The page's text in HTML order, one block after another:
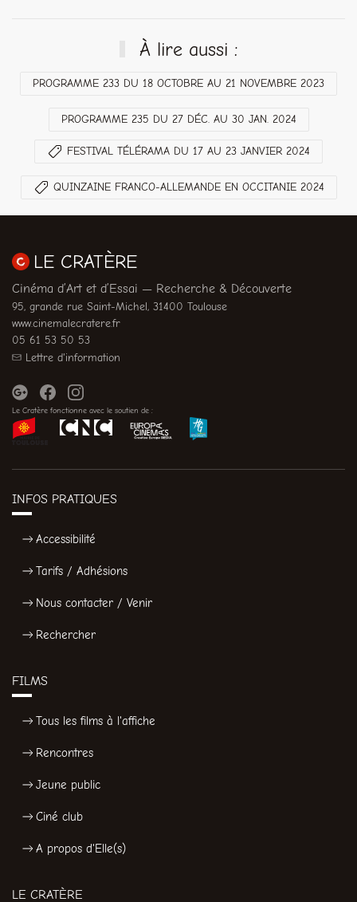
À lire aussi :
PROGRAMME 233 DU 18 OCTOBRE AU 21 NOVEMBRE 2023
PROGRAMME 235 DU 27 DÉC. AU 30 JAN. 2024
FESTIVAL TÉLÉRAMA DU 17 AU 23 JANVIER 2024
QUINZAINE FRANCO-ALLEMANDE EN OCCITANIE 2024
LE CRATÈRE
Cinéma d’Art et d’Essai — Recherche & Découverte
95, grande rue Saint-Michel, 31400 Toulouse
www.cinemalecratere.fr
05 61 53 50 53
Lettre d'information
Le Cratère fonctionne avec le soutien de :
INFOS PRATIQUES
Accessibilité
Tarifs / Adhésions
Nous contacter / Venir
Rechercher
FILMS
Tous les films à l'affiche
Rencontres
Jeune public
Ciné club
A propos d'Elle(s)
LE CRATÈRE